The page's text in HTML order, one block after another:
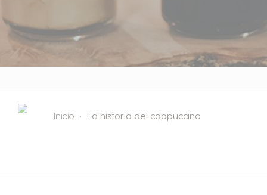
Inicio La historia del cappuccino